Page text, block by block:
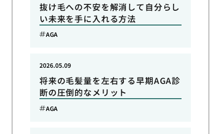
抜け毛への不安を解消して自分らし
い未来を手に入れる方法
AGA
将来の毛髪量を左右する早期AGA診
断の圧倒的なメリット
2026.05.09
AGA